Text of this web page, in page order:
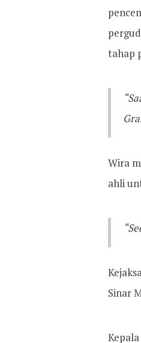
tahap
Wira
ahli
Sinar